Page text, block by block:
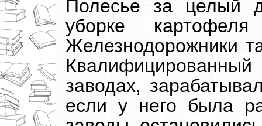
Полесье за целый
уборке
Железнодорожники
заводах,
если у него была